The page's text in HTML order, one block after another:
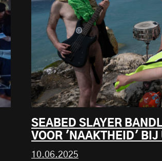
SEABED SLAYER
VOOR 'NAAKTHEID' BIJ
10.06.2025